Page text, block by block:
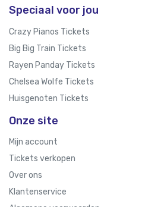
Speciaal voor jou
Crazy Pianos Tickets
Big Big Train Tickets
Rayen Panday Tickets
Chelsea Wolfe Tickets
Huisgenoten Tickets
Onze site
Mijn account
Tickets verkopen
Over ons
Klantenservice